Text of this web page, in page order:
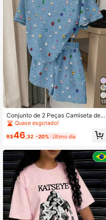
13
Conjunto de 2 Peças Camiseta de
Manga Curta com Gola Redonda e
Shorts Soltos com Estampa de Deni
m Falso Colorida, Doce e Vintage p
Quase esgotado!
R$46 ,32 -20% Último dia